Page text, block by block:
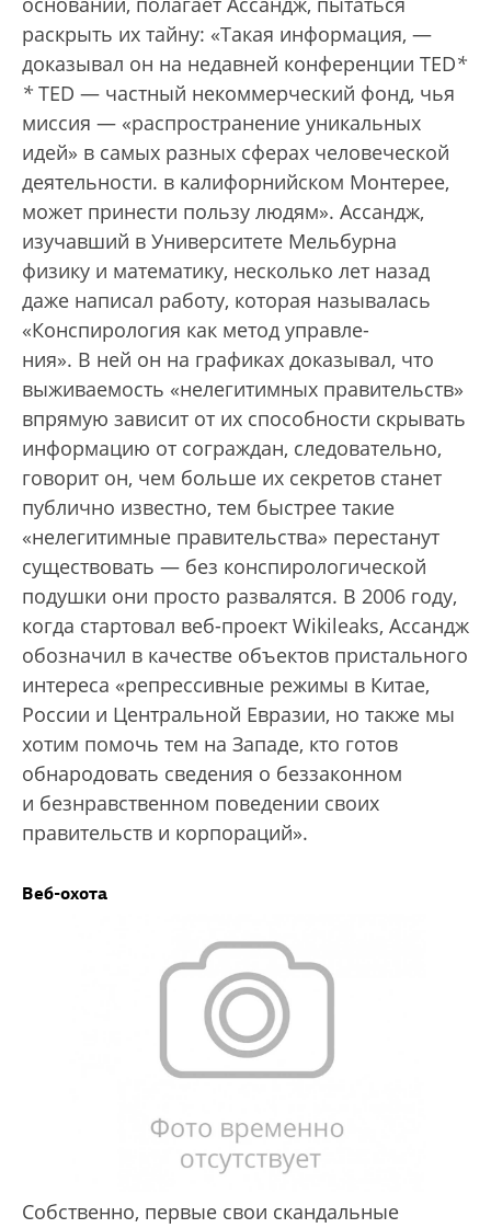
раскрыть их тайну: «Такая информация, —
доказывал он на недавней конференции TED*
* TED — частный некоммерческий фонд, чья
миссия — «распространение уникальных
идей» в самых разных сферах человеческой
деятельности. в калифорнийском Монтерее,
может принести пользу людям». Ассандж,
изучавший в Университете Мельбурна
физику и математику, несколько лет назад
даже написал работу, которая называлась
«Конспирология как метод управле­
ния». В ней он на графиках дока­зывал, что
выживаемость «нелегитимных правительств»
впрямую зависит от их способности скрывать
информацию от сограждан, следовательно,
говорит он, чем больше их секретов станет
публично известно, тем быстрее такие
«нелегитимные правительства» перестанут
существовать — без конспирологической
подушки они просто развалятся. В 2006 году,
когда стартовал веб-проект Wikileaks, Ассандж
обозначил в качестве объектов пристального
интереса «репрессивные режимы в Китае,
России и Центральной Евразии, но также мы
хотим помочь тем на Западе, кто готов
обнародовать сведения о беззаконном
и безнравственном поведении своих
правительств и корпораций».
Веб-охота
Собственно, первые свои скандальные